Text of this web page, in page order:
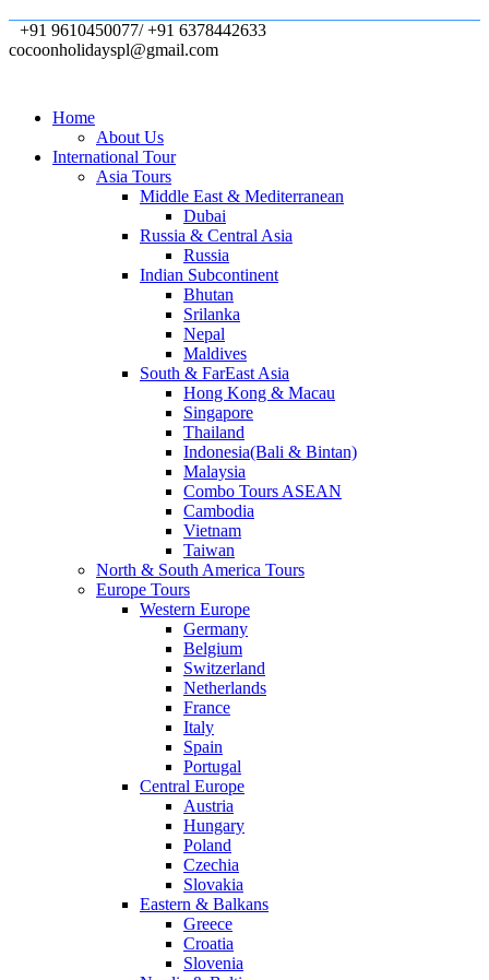
+91 9610450077/ +91 6378442633
cocoonholidayspl@gmail.com
Home
About Us
International Tour
Asia Tours
Middle East & Mediterranean
Dubai
Russia & Central Asia
Russia
Indian Subcontinent
Bhutan
Srilanka
Nepal
Maldives
South & FarEast Asia
Hong Kong & Macau
Singapore
Thailand
Indonesia(Bali & Bintan)
Malaysia
Combo Tours ASEAN
Cambodia
Vietnam
Taiwan
North & South America Tours
Europe Tours
Western Europe
Germany
Belgium
Switzerland
Netherlands
France
Italy
Spain
Portugal
Central Europe
Austria
Hungary
Poland
Czechia
Slovakia
Eastern & Balkans
Greece
Croatia
Slovenia